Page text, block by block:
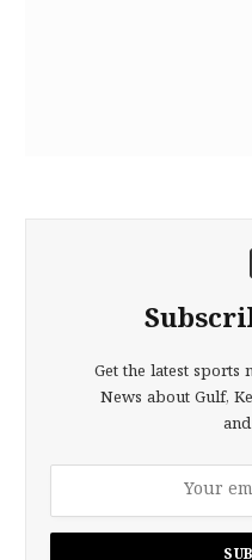
Get the latest sports
News about Gulf,